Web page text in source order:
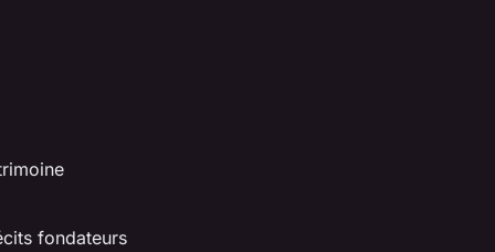
fondateurs